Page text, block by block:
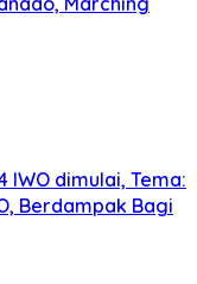
IWO dimulai, Tema:
Berdampak Bagi